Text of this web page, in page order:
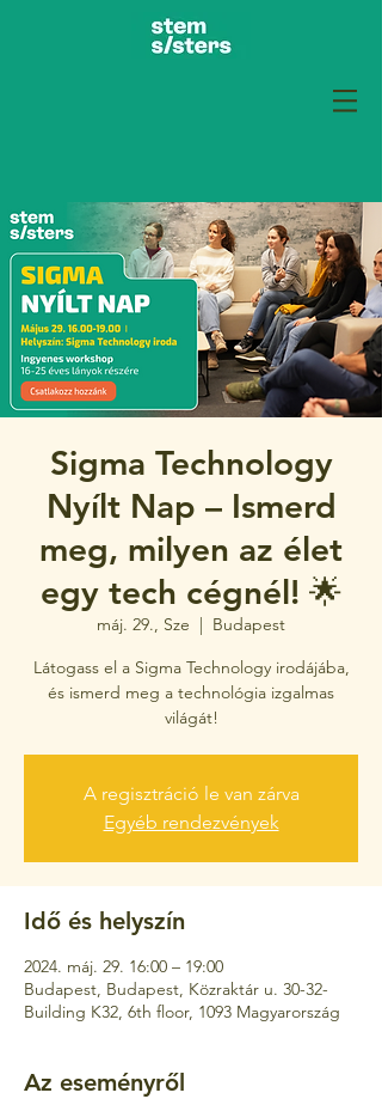
Sigma Technology
Nyílt Nap – Ismerd
meg, milyen az élet
egy tech cégnél! 🌟
máj. 29., Sze
  |
Budapest
Látogass el a Sigma Technology irodájába,
és ismerd meg a technológia izgalmas
világát!
A regisztráció le van zárva
Egyéb rendezvények
Idő és helyszín
2024. máj. 29. 16:00 – 19:00
Budapest, Budapest, Közraktár u. 30-32-
Building K32, 6th floor, 1093 Magyarország
Az eseményről